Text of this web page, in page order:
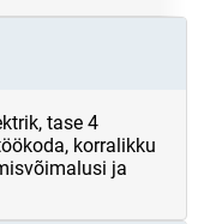
tase 4
korralikku
ja